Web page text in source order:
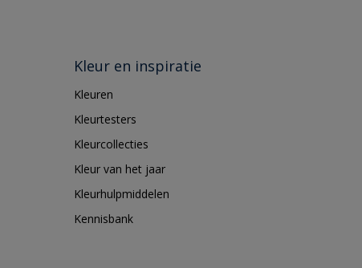
Kleur en inspiratie
Kleuren
Kleurtesters
Kleurcollecties
Kleur van het jaar
Kleurhulpmiddelen
Kennisbank